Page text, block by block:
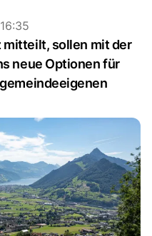
mitteilt, sollen mit der
neue Optionen für